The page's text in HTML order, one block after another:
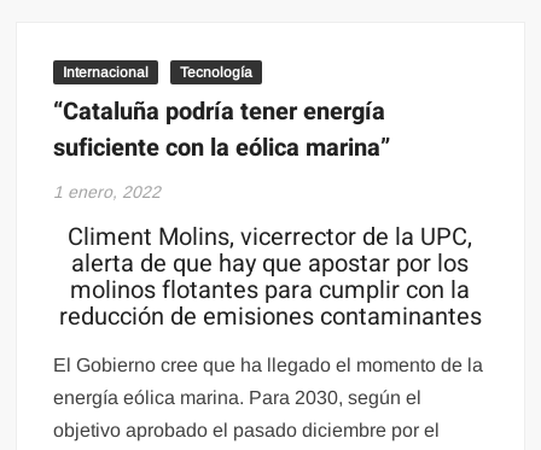
Internacional Tecnología
“Cataluña podría tener energía
suficiente con la eólica marina”
1 enero, 2022
Climent Molins, vicerrector de la UPC,
alerta de que hay que apostar por los
molinos flotantes para cumplir con la
reducción de emisiones contaminantes
El Gobierno cree que ha llegado el momento de la
energía eólica marina. Para 2030, según el
objetivo aprobado el pasado diciembre por el